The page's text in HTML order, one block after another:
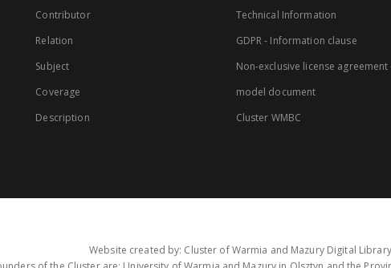
Contributor
Relation
Subject
Coverage
Description
Technical Information
GDPR - Information clause
Non-exclusive license agreement
model document
Cluster WMBC
Website created by: Cluster of Warmia and Mazury Digital